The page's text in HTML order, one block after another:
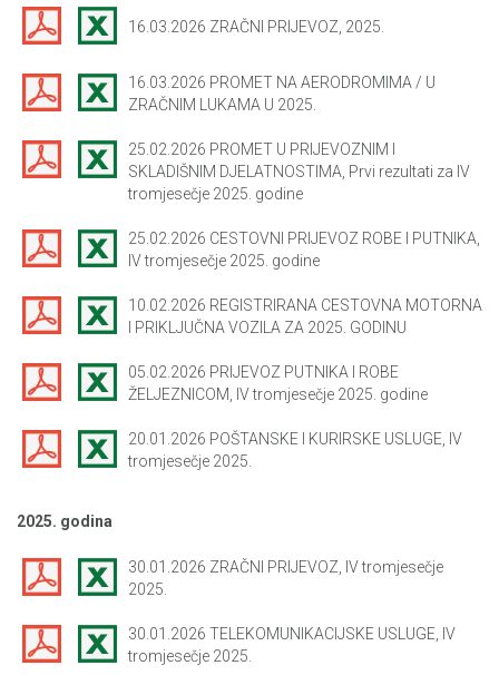
16.03.2026 ZRAČNI PRIJEVOZ, 2025.
16.03.2026 PROMET NA AERODROMIMA / U
ZRAČNIM LUKAMA U 2025.
25.02.2026 PROMET U PRIJEVOZNIM I
SKLADIŠNIM DJELATNOSTIMA, Prvi rezultati za IV
tromjesečje 2025. godine
25.02.2026 CESTOVNI PRIJEVOZ ROBE I PUTNIKA,
IV tromjesečje 2025. godine
10.02.2026 REGISTRIRANA CESTOVNA MOTORNA
I PRIKLJUČNA VOZILA ZA 2025. GODINU
05.02.2026 PRIJEVOZ PUTNIKA I ROBE
ŽELJEZNICOM, IV tromjesečje 2025. godine
20.01.2026 POŠTANSKE I KURIRSKE USLUGE, IV
tromjesečje 2025.
2025. godina
30.01.2026 ZRAČNI PRIJEVOZ, IV tromjesečje
2025.
30.01.2026 TELEKOMUNIKACIJSKE USLUGE, IV
tromjesečje 2025.